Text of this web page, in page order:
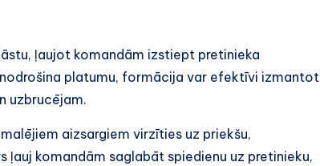
ļaujot komandām izstiept pretinieka
platumu, formācija var efektīvi izmantot
uzbrucējam.
aizsargiem virzīties uz priekšu,
komandām saglabāt spiedienu uz pretinieku,